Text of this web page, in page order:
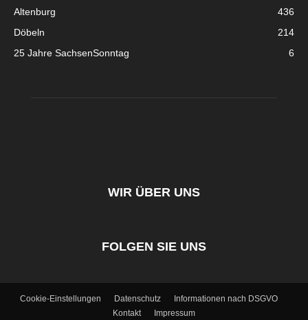
Altenburg
436
Döbeln
214
25 Jahre SachsenSonntag
6
WIR ÜBER UNS
FOLGEN SIE UNS
Cookie-Einstellungen Datenschutz
Informationen nach DSGVO
Kontakt
Impressum